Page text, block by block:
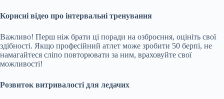
Корисні відео про інтервальні тренування
Важливо! Перш ніж брати ці поради на озброєння, оцініть свої
здібності. Якщо професійний атлет може зробити 50 берпі, не
намагайтеся сліпо повторювати за ним, враховуйте свої
можливості!
Розвиток витривалості для ледачих